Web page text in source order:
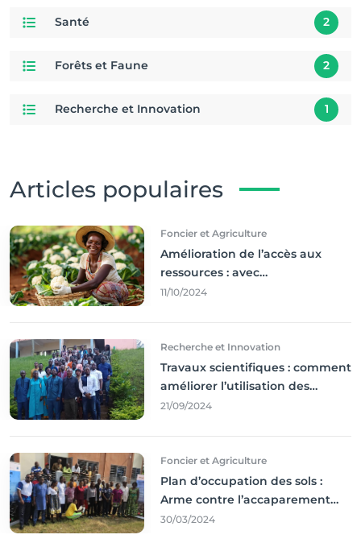
Santé 2
Forêts et Faune 2
Recherche et Innovation 1
Articles populaires
Foncier et Agriculture
Amélioration de l’accès aux
ressources : avec
l'incontournable ’agriculture
11/10/2024
Recherche et Innovation
Travaux scientifiques : comment
améliorer l’utilisation des
résultats coince
21/09/2024
Foncier et Agriculture
Plan d’occupation des sols :
Arme contre l’accaparement
des terres
30/03/2024